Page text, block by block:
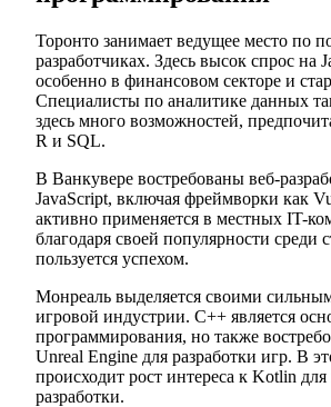
Торонто занимает ведущее место по
разработчиках. Здесь высок спрос на
особенно в финансовом секторе и
Специалисты по аналитике данных
здесь много возможностей,
R и SQL.
В Ванкувере востребованы веб-
JavaScript, включая фреймворки как
активно применяется в местных IT-
благодаря своей популярности среди
пользуется успехом.
Монреаль выделяется своими
игровой индустрии. C++ является
программирования, но также
Unreal Engine для разработки игр. В
происходит рост интереса к Kotlin
разработки.